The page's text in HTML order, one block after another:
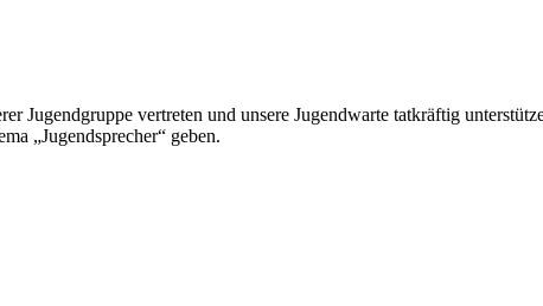
Jugendgruppe vertreten und unsere Jugendwarte tatkräftig
„Jugendsprecher“ geben.